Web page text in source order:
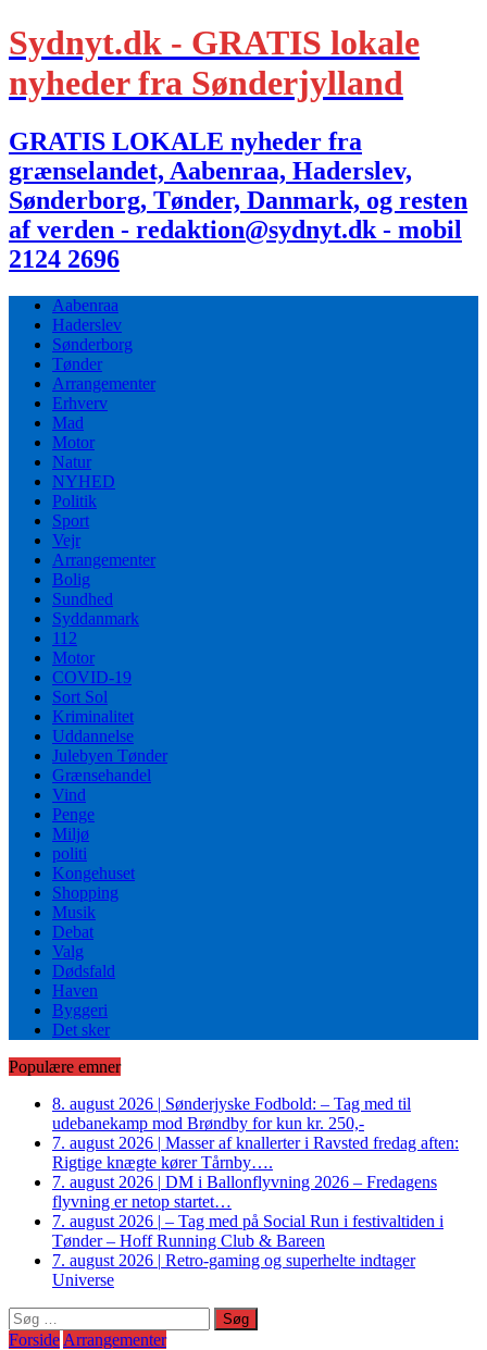
Sydnyt.dk - GRATIS lokale
nyheder fra Sønderjylland
GRATIS LOKALE nyheder fra
grænselandet, Aabenraa, Haderslev,
Sønderborg, Tønder, Danmark, og resten
af verden - redaktion@sydnyt.dk - mobil
2124 2696
Aabenraa
Haderslev
Sønderborg
Tønder
Arrangementer
Erhverv
Mad
Motor
Natur
NYHED
Politik
Sport
Vejr
Arrangementer
Bolig
Sundhed
Syddanmark
112
Motor
COVID-19
Sort Sol
Kriminalitet
Uddannelse
Julebyen Tønder
Grænsehandel
Vind
Penge
Miljø
politi
Kongehuset
Shopping
Musik
Debat
Valg
Dødsfald
Haven
Byggeri
Det sker
Populære emner
8. august 2026 | Sønderjyske Fodbold: – Tag med til
udebanekamp mod Brøndby for kun kr. 250,-
7. august 2026 | Masser af knallerter i Ravsted fredag aften:
Rigtige knægte kører Tårnby….
7. august 2026 | DM i Ballonflyvning 2026 – Fredagens
flyvning er netop startet…
7. august 2026 | – Tag med på Social Run i festivaltiden i
Tønder – Hoff Running Club & Bareen
7. august 2026 | Retro-gaming og superhelte indtager
Universe
Søg
efter:
Forside Arrangementer